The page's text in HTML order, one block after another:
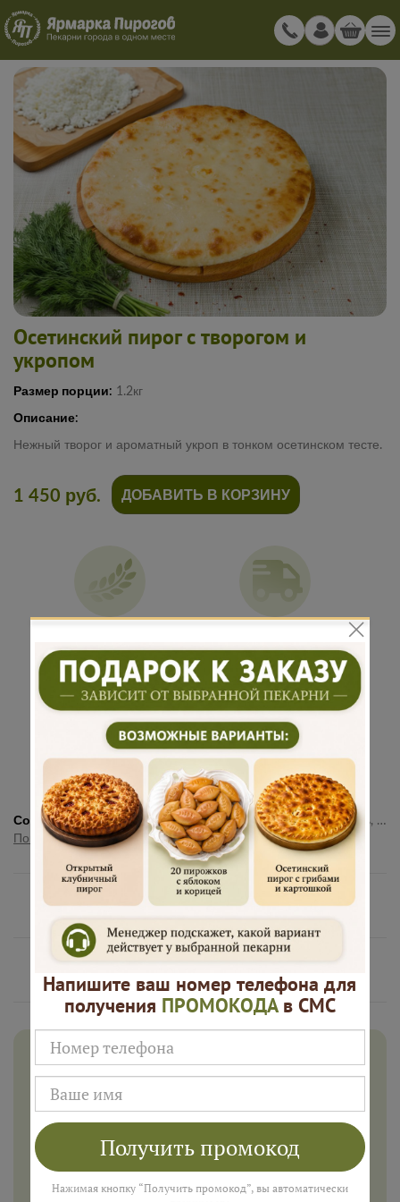
Осетинский пирог с творогом и
укропом
Размер порции: 1.2кг
Описание:
Нежный творог и ароматный укроп в тонком осетинском тесте.
рецептура
доставка
Подарок к
каждому
заказу
Много
начинки
1 450 руб. ДОБАВИТЬ В КОРЗИНУ
Состав:Тесто (пшеничная мука, вода, молоко, дрожжи, соль, сахар), творог, укроп, соль.
Показать полностью
Нам доверяют
Русские Пироги это
Дарим 500 рублей на заказ в
августе!
Введите ваш номер телефона и мы пришлем промокод
для подарка в смс
Напишите ваш номер телефона для
получения ПРОМОКОДАв СМС
Получить промокод
Нажимая кнопку “Получить промокод”, вы автоматически